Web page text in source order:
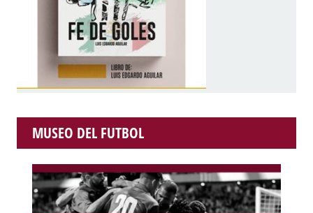
MUSEO DEL FUTBOL